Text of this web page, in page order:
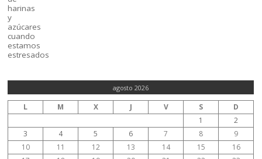
agosto 2026
L M X J V S
D
1
2
3
4 5 6 7 8
9
10
11 12 13 14 15
16